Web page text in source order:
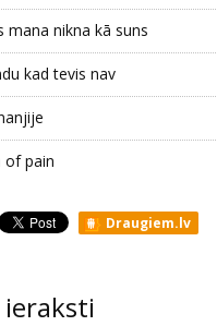
mana nikna kā suns
kad tevis nav
of pain
Draugiem.lv